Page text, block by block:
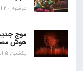
دوشنبه, 20 اسفند 1403, ساعت 18:24
موج
هوش
یکشنبه, 5 اسفند 1403, ساعت 20:03